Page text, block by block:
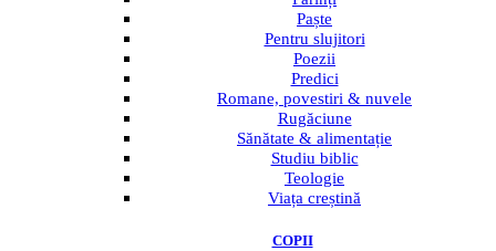
Paște
Pentru slujitori
Poezii
Predici
Romane, povestiri & nuvele
Rugăciune
Sănătate & alimentație
Studiu biblic
Teologie
Viața creștină
COPII